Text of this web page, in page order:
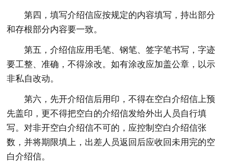
第四，填写介绍信应按规定的内容填写，持出部分
和存根部分内容要一致。
第五，介绍信应用毛笔、钢笔、签字笔书写，字迹
要工整、准确，不得涂改。如有涂改应加盖公章，以示
非私自改动。
第六，先开介绍信后用印，不得在空白介绍信上预
先盖印，更不得把空白的介绍信发给外出人员自行填
写。对非开空白介绍信不可的，应控制空白介绍信张
数，并将期限填上，出差人员返回后应收回未用完的空
白介绍信。